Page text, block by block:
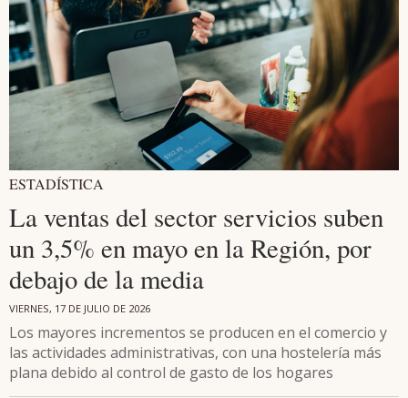
ESTADÍSTICA
La ventas del sector servicios suben
un 3,5% en mayo en la Región, por
debajo de la media
VIERNES, 17 DE JULIO DE 2026
Los mayores incrementos se producen en el comercio y
las actividades administrativas, con una hostelería más
plana debido al control de gasto de los hogares